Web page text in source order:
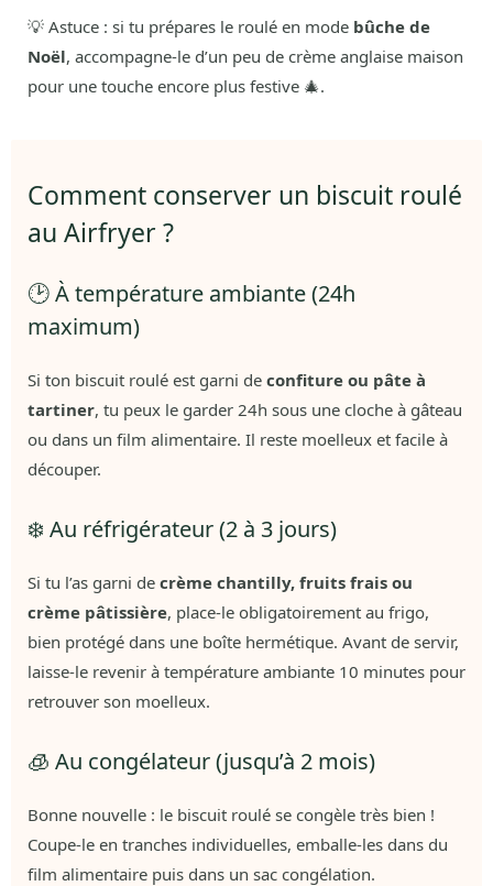
💡 Astuce : si tu prépares le roulé en mode bûche de
Noël, accompagne-le d’un peu de crème anglaise maison
pour une touche encore plus festive 🎄.
Comment conserver un biscuit roulé
au Airfryer ?
🕑 À température ambiante (24h
maximum)
Si ton biscuit roulé est garni de confiture ou pâte à
tartiner, tu peux le garder 24h sous une cloche à gâteau
ou dans un film alimentaire. Il reste moelleux et facile à
découper.
❄️ Au réfrigérateur (2 à 3 jours)
Si tu l’as garni de crème chantilly, fruits frais ou
crème pâtissière, place-le obligatoirement au frigo,
bien protégé dans une boîte hermétique. Avant de servir,
laisse-le revenir à température ambiante 10 minutes pour
retrouver son moelleux.
🧊 Au congélateur (jusqu’à 2 mois)
Bonne nouvelle : le biscuit roulé se congèle très bien !
Coupe-le en tranches individuelles, emballe-les dans du
film alimentaire puis dans un sac congélation.